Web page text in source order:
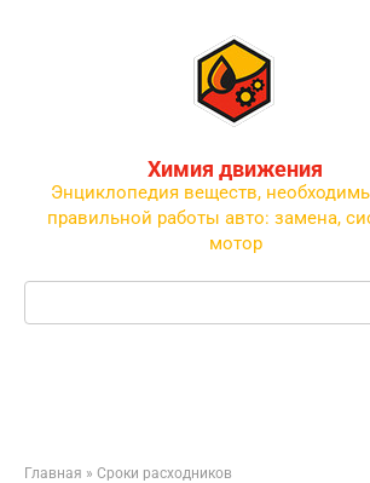
Химия движения
Энциклопедия веществ,
правильной работы авто: замена,
мотор
Поиск:
Главная » Сроки расходников